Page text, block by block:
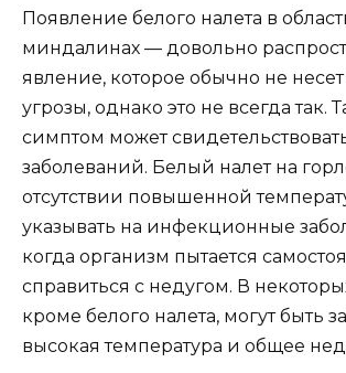
Появление белого налета в
миндалинах — довольно
явление, которое обычно не
угрозы, однако это не всегда так.
симптом может
заболеваний. Белый налет на
отсутствии повышенной
указывать на инфекционные
когда организм пытается
справиться с недугом. В
кроме белого налета, могут быть
высокая температура и общее